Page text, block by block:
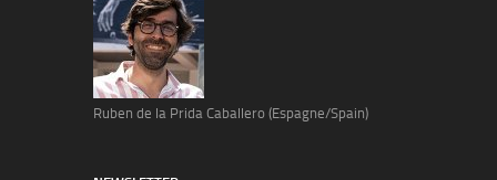
Ruben de la Prida Caballero (Espagne/Spain)